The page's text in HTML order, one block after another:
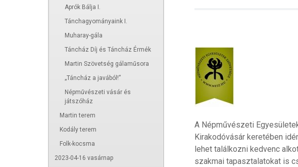
Aprók Bálja I.
Tánchagyományaink I.
Muharay-gála
Táncház Díj és Táncház Érmék
Martin Szövetség gálaműsora
„Táncház a javából!”
Népművészeti vásár és
játszóház
Martin terem
Kodály terem
Folk-kocsma
2023-04-16 vasárnap
A Népművészeti
Kirakodóvásár keretében
lehet találkozni kedvenc
szakmai tapasztalatokat is